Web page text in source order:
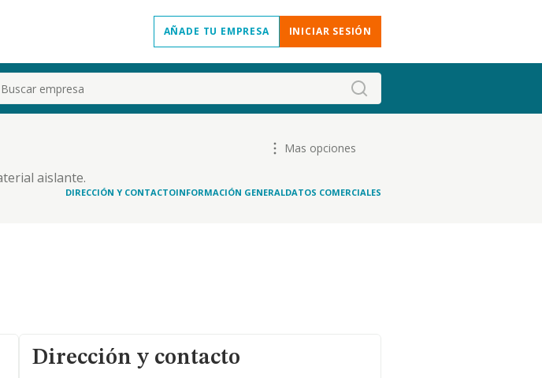
AÑADE TU EMPRESA INICIAR SESIÓN
aislante.
Mas opciones
DIRECCIÓN Y CONTACTOINFORMACIÓN GENERALDATOS COMERCIALES
Dirección y contacto